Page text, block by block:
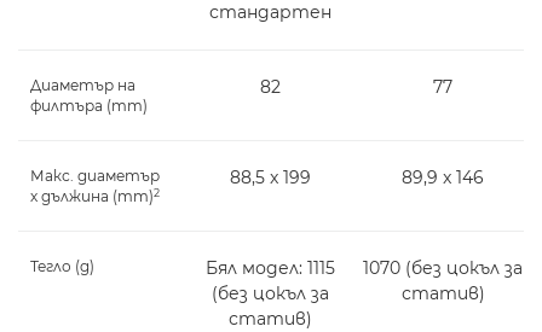
стандартен
Диаметър на
филтъра (mm)
82 77
Макс. диаметър
х дължина (mm)2
88,5 x 199 89,9 x 146
Тегло (g)
Бял модел: 1115
(без цокъл за
статив)
1070 (без цокъл за
статив)